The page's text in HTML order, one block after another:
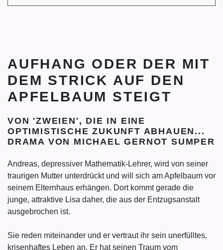
AUFHANG ODER DER MIT
DEM STRICK AUF DEN
APFELBAUM STEIGT
VON 'ZWEIEN', DIE IN EINE
OPTIMISTISCHE ZUKUNFT ABHAUEN...
DRAMA VON MICHAEL GERNOT SUMPER
Andreas, depressiver Mathematik-Lehrer, wird von seiner
traurigen Mutter unterdrückt und will sich am Apfelbaum vor
seinem Elternhaus erhängen. Dort kommt gerade die
junge, attraktive Lisa daher, die aus der Entzugsanstalt
ausgebrochen ist.
Sie reden miteinander und er vertraut ihr sein unerfülltes,
krisenhaftes Leben an. Er hat seinen Traum vom